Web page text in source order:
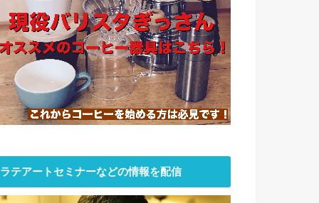
ラテアートセミナーなどの情報を配信